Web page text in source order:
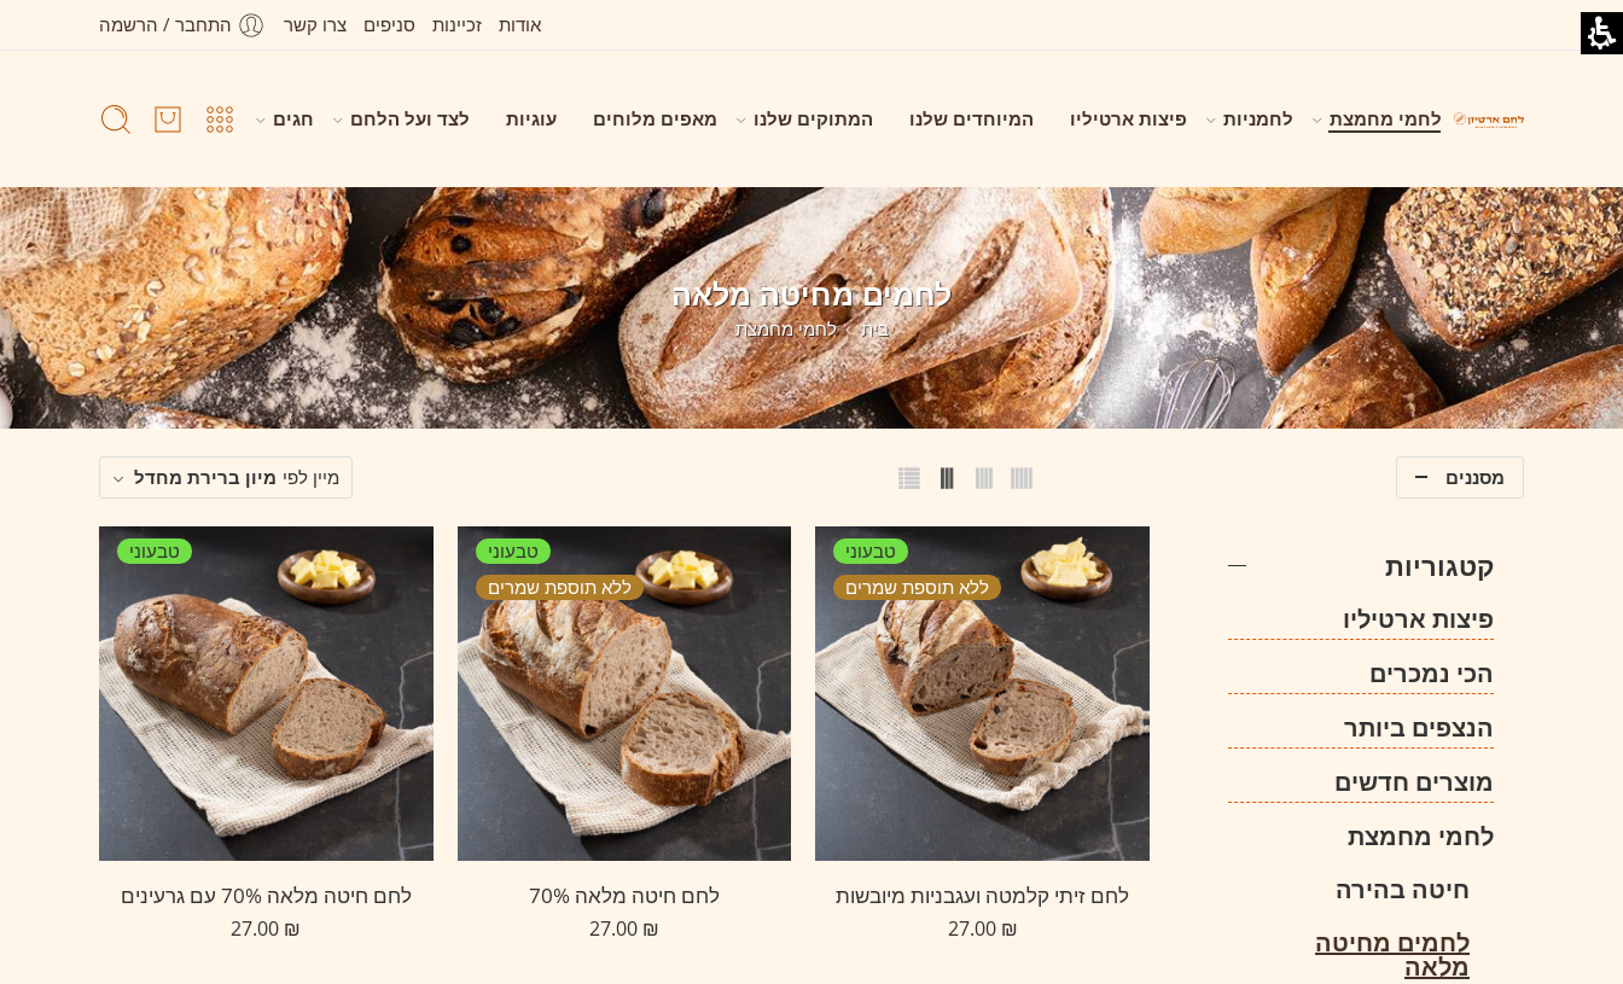
אודות זכיינות סניפים צרו קשר התחבר / הרשמה
לחמי מחמצת לחמניות פיצות ארטיליו המיוחדים שלנו המתוקים שלנו מאפים מלוחים עוגיות לצד ועל הלחם חגים
לחמים מחיטה מלאה
בית לחמי מחמצת
מסננים מיין לפי מיון ברירת מחדל
טבעוני
ללא תוספת שמרים
לחם זיתי קלמטה ועגבניות מיובשות
₪
27.00
טבעוני
ללא תוספת שמרים
לחם חיטה מלאה 70%
₪
טבעוני
לחם חיטה מלאה 70% עם גרעינים
₪
קטגוריות
פיצות ארטיליו
הכי נמכרים
הנצפים ביותר
מוצרים חדשים
לחמי מחמצת
חיטה בהירה
לחמים מחיטה
מלאה